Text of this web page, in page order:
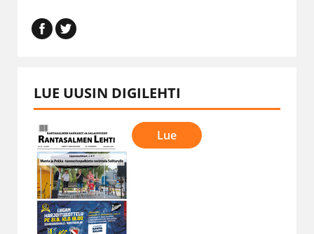
LUE UUSIN DIGILEHTI
Lue